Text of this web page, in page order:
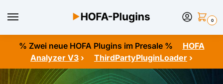
0
% Zwei neue HOFA Plugins im Presale %
HOFA
Analyzer V3 › ThirdPartyPluginLoader ›